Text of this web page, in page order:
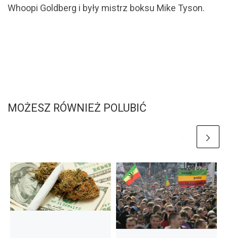
Whoopi Goldberg i były mistrz boksu Mike Tyson.
MOŻESZ RÓWNIEŻ POLUBIĆ